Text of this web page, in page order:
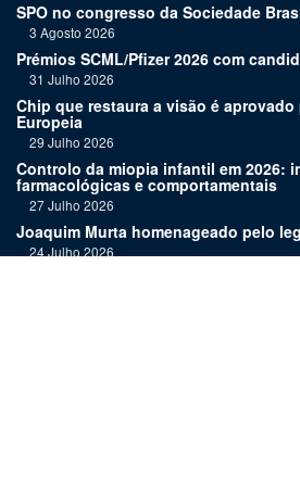
SPO no congresso da Sociedade
3 Agosto 2026
Prémios SCML/Pfizer 2026 com
31 Julho 2026
Chip que restaura a visão é aprovado
Europeia
29 Julho 2026
Controlo da miopia infantil em 2026:
farmacológicas e comportamentais
27 Julho 2026
Joaquim Murta homenageado pelo
24 Julho 2026